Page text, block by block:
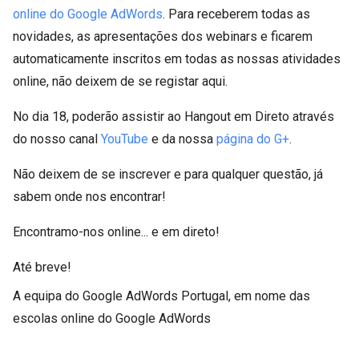
online do Google AdWords. Para receberem todas as
novidades, as apresentações dos webinars e ficarem
automaticamente inscritos em todas as nossas atividades
online, não deixem de se registar aqui.
No dia 18, poderão assistir ao Hangout em Direto através
do nosso canal YouTube e da nossa página do G+.
Não deixem de se inscrever e para qualquer questão, já
sabem onde nos encontrar!
Encontramo-nos online... e em direto!
Até breve!
A equipa do Google AdWords Portugal, em nome das
escolas online do Google AdWords